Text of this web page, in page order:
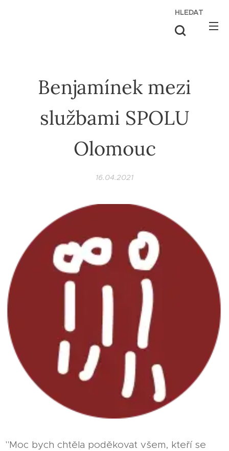
HLEDAT
Benjamínek mezi
službami SPOLU
Olomouc
16.04.2021
"Moc bych chtěla poděkovat všem, kteří se